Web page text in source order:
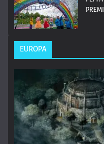
EUROPA